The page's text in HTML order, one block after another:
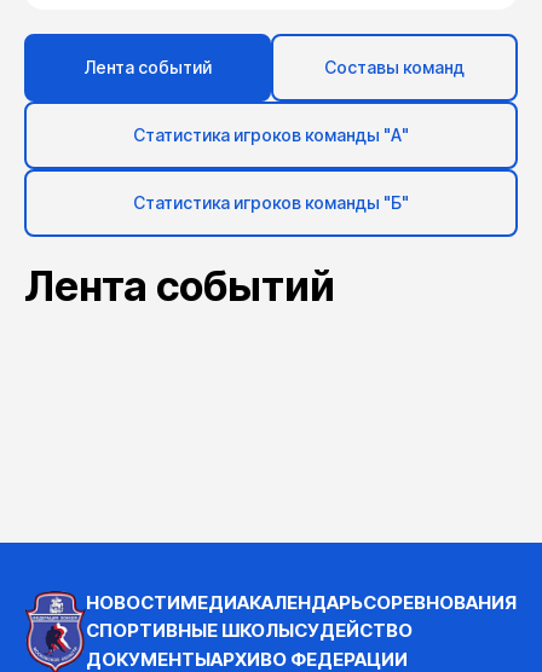
Лента событий Составы команд
Статистика игроков команды "А"
Статистика игроков команды "Б"
Лента событий
НОВОСТИМЕДИАКАЛЕНДАРЬСОРЕВНОВАНИЯ
СПОРТИВНЫЕ ШКОЛЫСУДЕЙСТВО
ДОКУМЕНТЫАРХИВО ФЕДЕРАЦИИ